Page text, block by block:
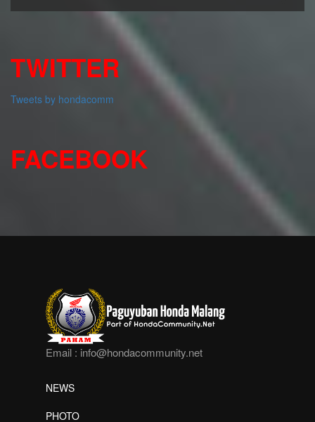
TWITTER
Tweets by hondacomm
FACEBOOK
Email : info@hondacommunity.net
NEWS
PHOTO